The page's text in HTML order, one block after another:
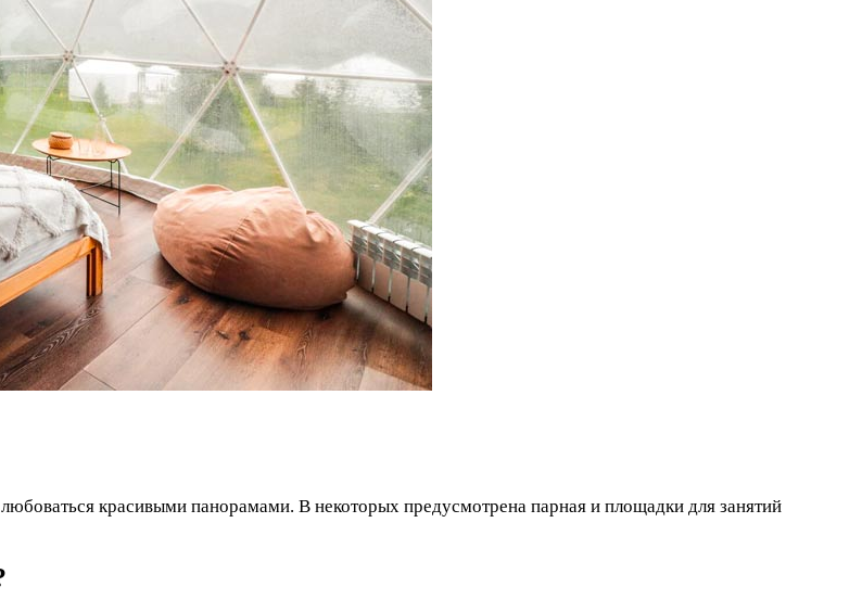
красивыми панорамами. В некоторых предусмотрена парная и площадки для занятий